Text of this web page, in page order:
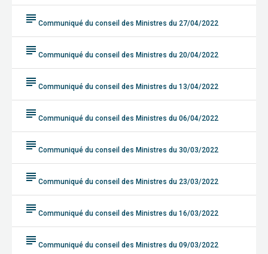
subject Communiqué du conseil des Ministres du 27/04/2022
subject Communiqué du conseil des Ministres du 20/04/2022
subject Communiqué du conseil des Ministres du 13/04/2022
subject Communiqué du conseil des Ministres du 06/04/2022
subject Communiqué du conseil des Ministres du 30/03/2022
subject Communiqué du conseil des Ministres du 23/03/2022
subject Communiqué du conseil des Ministres du 16/03/2022
subject Communiqué du conseil des Ministres du 09/03/2022